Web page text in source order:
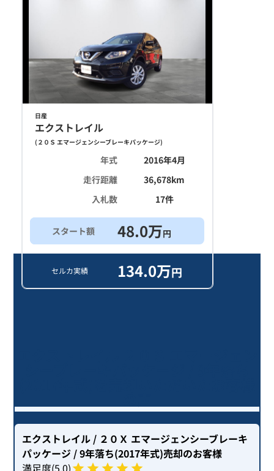
日産
エクストレイル
( ２０Ｓ エマージェンシーブレーキパッケージ)
年式
2016年4月
走行距離
36,678km
入札数
17件
スタート額 48.0万円
セルカ実績 134.0万円
エクストレイル / ２０Ｘ エマージェンシーブレーキ
パッケージ / 9年落ち(2017年式)売却のお客様
満足度(5.0)